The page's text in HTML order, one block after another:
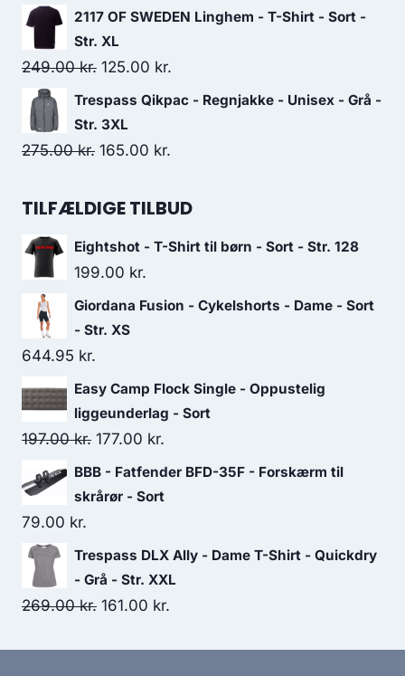
price
price
2117 OF SWEDEN Linghem - T-Shirt - Sort -
Str. XL
249.00kr. Original
price
was:
249.00 kr..
125.00 kr.
price
Trespass Qikpac - Regnjakke - Unisex - Grå -
Str. 3XL
275.00kr. Original
was:
165.00 kr.
is:
TILFÆLDIGE TILBUD
Eightshot - T-Shirt til børn - Sort - Str. 128
199.00 kr.
Giordana Fusion - Cykelshorts - Dame - Sort
- Str. XS
644.95 kr.
Easy Camp Flock Single - Oppustelig
liggeunderlag - Sort
197.00kr. Original
price
was:
177.00 kr.
price
is:
BBB - Fatfender BFD-35F - Forskærm til
skrårør - Sort
79.00 kr.
Trespass DLX Ally - Dame T-Shirt - Quickdry
- Grå - Str. XXL
269.00kr. Original
161.00 kr.